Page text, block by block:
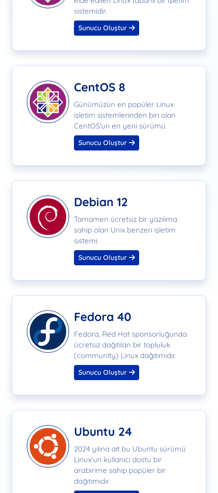
sistemidir.
Sunucu Oluştur
CentOS 8
Günümüzün en popüler Linux
işletim sistemlerinden biri olan
CentOS'un en yeni sürümü.
Sunucu Oluştur
Debian 12
Tamamen ücretsiz bir yazılıma
sahip olan Unix benzeri işletim
sistemi.
Sunucu Oluştur
Fedora 40
Fedora, Red Hat sponsorluğunda
ücretsiz dağıtılan bir topluluk
(community) Linux dağıtımıdır.
Sunucu Oluştur
Ubuntu 24
2024 yılına ait bu Ubuntu sürümü
Linux'un kullanıcı dostu bir
arabirime sahip popüler bir
dağıtımıdır.